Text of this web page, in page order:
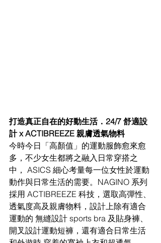
打造真正自在的好動生活．24/7 舒適設
計 x ACTIBREEZE 親膚透氣物料
今時今日「高顏值」的運動服飾愈來愈
多，不少女生都將之融入日常穿搭之
中， ASICS 細心考量每一位女性於運動
動作與日常生活的需要。NAGINO 系列
採用 ACTIBREEZE 科技，選取高彈性、
透氣度高及親膚物料，設計上除有適合
運動的 無縫設計 sports bra 及貼身褲、
開叉設計運動短褲，還有適合日常生活